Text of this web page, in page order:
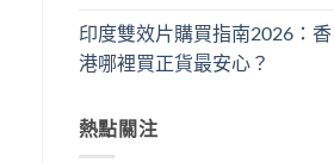
印度雙效片購買指南2026：香
港哪裡買正貨最安心？
熱點關注